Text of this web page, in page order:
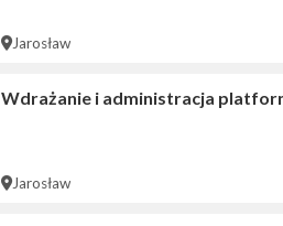
Jarosław
Wdrażanie i administracja
Jarosław